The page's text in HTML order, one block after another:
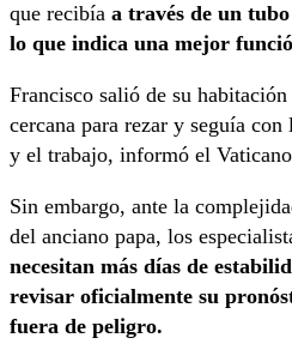
que recibía a través de un
lo que indica una mejor
Francisco salió de su
cercana para rezar y seguía
y el trabajo, informó el
Sin embargo, ante la
del anciano papa, los
necesitan más días de
revisar oficialmente su
fuera de peligro.